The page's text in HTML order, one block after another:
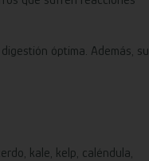
óptima. Además, su
kale, kelp, caléndula,